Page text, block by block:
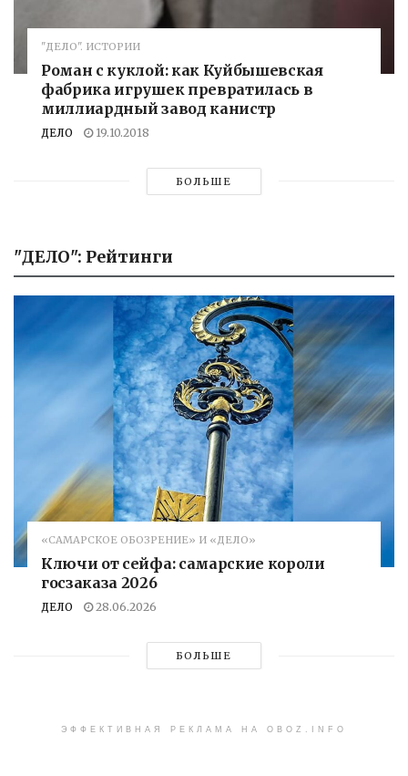
"ДЕЛО". ИСТОРИИ
Роман с куклой: как Куйбышевская
фабрика игрушек превратилась в
миллиардный завод канистр
ДЕЛО 19.10.2018
БОЛЬШЕ
"ДЕЛО": Рейтинги
«САМАРСКОЕ ОБОЗРЕНИЕ» И «ДЕЛО»
Ключи от сейфа: самарские короли
госзаказа 2026
ДЕЛО 28.06.2026
БОЛЬШЕ
ЭФФЕКТИВНАЯ РЕКЛАМА НА OBOZ.INFO